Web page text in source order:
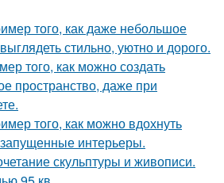
того, как даже небольшое
стильно, уютно и дорого.
того, как можно создать
пространство, даже при
того, как можно вдохнуть
интерьеры.
скульптуры и живописи.